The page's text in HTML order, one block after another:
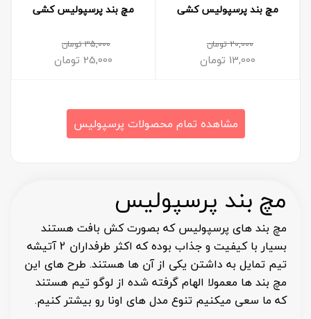
مچ بند پرسپولیس کشی
20,000تومان
13,000 تومان
مچ بند پرسپولیس کشی
35,000تومان
25,000 تومان
مشاهده تمام محصولات پرسپولیس
مچ بند پرسپولیس
مچ بند های پرسپولیس که بصورت کش بافت هستند
بسیار با کیفیت و جذاب بوده که اکثر طرفداران 2 آتیشه
تیم تمایل به داشتن یکی از آن ها هستند. طرح های این
مچ بند ها معمولا الهام گرفته شده از لوگو تیم هستند
که ما سعی میکنیم تنوع مدل های اونا رو بیشتر کنیم.